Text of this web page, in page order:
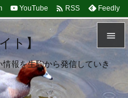


メニュ

YouTube  RSS Feedly
ト】
報を生駒から発信していき